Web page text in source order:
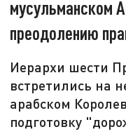
мусульманском
преодолению
Иерархи шести
встретились на
арабском
подготовку